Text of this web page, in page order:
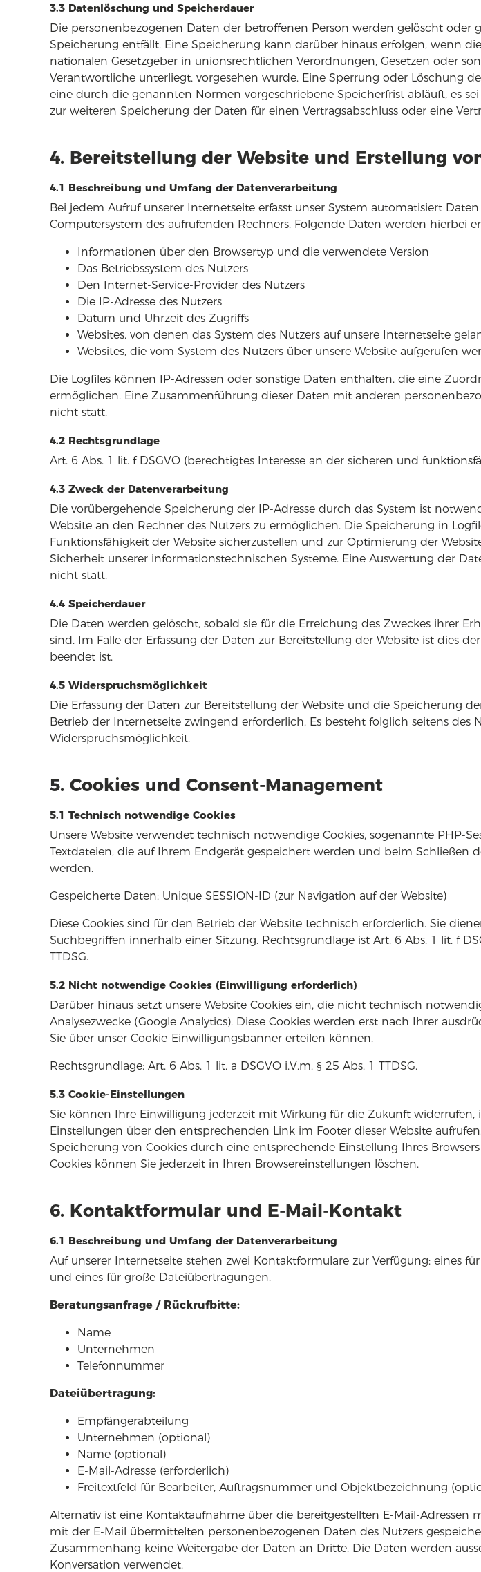
3.3 Datenlöschung und Speicherdauer
Die personenbezogenen Daten der betroffenen Person werden gelöscht oder
Speicherung entfällt. Eine Speicherung kann darüber hinaus erfolgen, wenn
nationalen Gesetzgeber in unionsrechtlichen Verordnungen, Gesetzen oder
Verantwortliche unterliegt, vorgesehen wurde. Eine Sperrung oder Löschung
eine durch die genannten Normen vorgeschriebene Speicherfrist abläuft, es
zur weiteren Speicherung der Daten für einen Vertragsabschluss oder eine
4. Bereitstellung der Website und Erstellung
4.1 Beschreibung und Umfang der Datenverarbeitung
Bei jedem Aufruf unserer Internetseite erfasst unser System automatisiert
Computersystem des aufrufenden Rechners. Folgende Daten werden hierbei
Informationen über den Browsertyp und die verwendete Version
Das Betriebssystem des Nutzers
Den Internet-Service-Provider des Nutzers
Die IP-Adresse des Nutzers
Datum und Uhrzeit des Zugriffs
Websites, von denen das System des Nutzers auf unsere Internetseite
Websites, die vom System des Nutzers über unsere Website aufgerufen
Die Logfiles können IP-Adressen oder sonstige Daten enthalten, die eine
ermöglichen. Eine Zusammenführung dieser Daten mit anderen
nicht statt.
4.2 Rechtsgrundlage
Art. 6 Abs. 1 lit. f DSGVO (berechtigtes Interesse an der sicheren und
4.3 Zweck der Datenverarbeitung
Die vorübergehende Speicherung der IP-Adresse durch das System ist
Website an den Rechner des Nutzers zu ermöglichen. Die Speicherung in
Funktionsfähigkeit der Website sicherzustellen und zur Optimierung der
Sicherheit unserer informationstechnischen Systeme. Eine Auswertung der
nicht statt.
4.4 Speicherdauer
Die Daten werden gelöscht, sobald sie für die Erreichung des Zweckes ihrer
sind. Im Falle der Erfassung der Daten zur Bereitstellung der Website ist dies
beendet ist.
4.5 Widerspruchsmöglichkeit
Die Erfassung der Daten zur Bereitstellung der Website und die Speicherung
Betrieb der Internetseite zwingend erforderlich. Es besteht folglich seitens des
Widerspruchsmöglichkeit.
5. Cookies und Consent-Management
5.1 Technisch notwendige Cookies
Unsere Website verwendet technisch notwendige Cookies, sogenannte PHP-
Textdateien, die auf Ihrem Endgerät gespeichert werden und beim Schließen
werden.
Gespeicherte Daten: Unique SESSION-ID (zur Navigation auf der Website)
Diese Cookies sind für den Betrieb der Website technisch erforderlich. Sie
Suchbegriffen innerhalb einer Sitzung. Rechtsgrundlage ist Art. 6 Abs. 1 lit. f
TTDSG.
5.2 Nicht notwendige Cookies (Einwilligung erforderlich)
Darüber hinaus setzt unsere Website Cookies ein, die nicht technisch
Analysezwecke (Google Analytics). Diese Cookies werden erst nach Ihrer
Sie über unser Cookie-Einwilligungsbanner erteilen können.
Rechtsgrundlage: Art. 6 Abs. 1 lit. a DSGVO i.V.m. § 25 Abs. 1 TTDSG.
5.3 Cookie-Einstellungen
Sie können Ihre Einwilligung jederzeit mit Wirkung für die Zukunft widerrufen,
Einstellungen über den entsprechenden Link im Footer dieser Website
Speicherung von Cookies durch eine entsprechende Einstellung Ihres
Cookies können Sie jederzeit in Ihren Browsereinstellungen löschen.
6. Kontaktformular und E-Mail-Kontakt
6.1 Beschreibung und Umfang der Datenverarbeitung
Auf unserer Internetseite stehen zwei Kontaktformulare zur Verfügung: eines
und eines für große Dateiübertragungen.
Beratungsanfrage / Rückrufbitte:
Name
Unternehmen
Telefonnummer
Dateiübertragung:
Empfängerabteilung
Unternehmen (optional)
Name (optional)
E-Mail-Adresse (erforderlich)
Freitextfeld für Bearbeiter, Auftragsnummer und Objektbezeichnung
Alternativ ist eine Kontaktaufnahme über die bereitgestellten E-Mail-Adressen
mit der E-Mail übermittelten personenbezogenen Daten des Nutzers
Zusammenhang keine Weitergabe der Daten an Dritte. Die Daten werden
Konversation verwendet.